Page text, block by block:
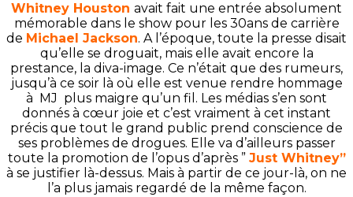
Whitney Houston avait fait une entrée absolument
mémorable dans le show pour les 30ans de carrière
de Michael Jackson. A l’époque, toute la presse disait
qu’elle se droguait, mais elle avait encore la
prestance, la diva-image. Ce n’était que des rumeurs,
jusqu’à ce soir là où elle est venue rendre hommage
à MJ plus maigre qu’un fil. Les médias s’en sont
donnés à cœur joie et c’est vraiment à cet instant
précis que tout le grand public prend conscience de
ses problèmes de drogues. Elle va d’ailleurs passer
toute la promotion de l’opus d’après ” Just Whitney”
à se justifier là-dessus. Mais à partir de ce jour-là, on ne
l’a plus jamais regardé de la même façon.